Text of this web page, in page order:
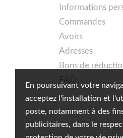
En poursuivant votre
acceptez l'installation et
poste, notamment à des
publicitaires, dans le
Informations
Commandes
Avoirs
Adresses
Bons de